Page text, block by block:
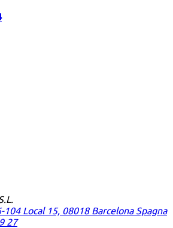
104 Local 15, 08018 Barcelona Spagna
27